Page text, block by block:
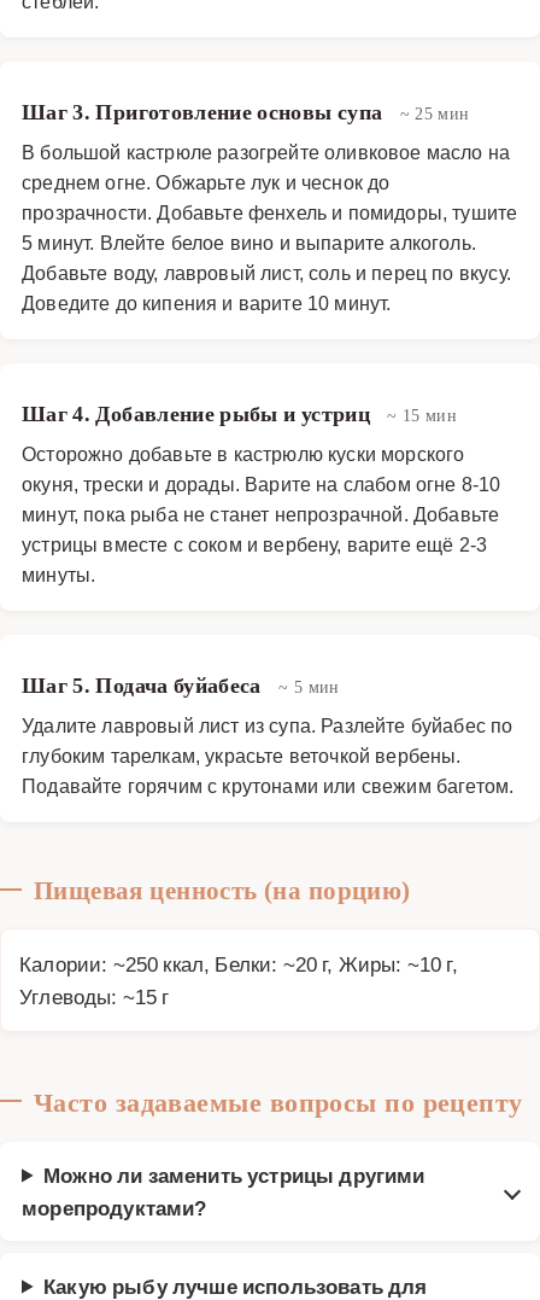
Шаг 3. Приготовление основы супа ~ 25 мин
В большой кастрюле разогрейте оливковое масло на
среднем огне. Обжарьте лук и чеснок до
прозрачности. Добавьте фенхель и помидоры, тушите
5 минут. Влейте белое вино и выпарите алкоголь.
Добавьте воду, лавровый лист, соль и перец по вкусу.
Доведите до кипения и варите 10 минут.
Шаг 4. Добавление рыбы и устриц ~ 15 мин
Осторожно добавьте в кастрюлю куски морского
окуня, трески и дорады. Варите на слабом огне 8-10
минут, пока рыба не станет непрозрачной. Добавьте
устрицы вместе с соком и вербену, варите ещё 2-3
минуты.
Шаг 5. Подача буйабеса ~ 5 мин
Удалите лавровый лист из супа. Разлейте буйабес по
глубоким тарелкам, украсьте веточкой вербены.
Подавайте горячим с крутонами или свежим багетом.
Пищевая ценность (на порцию)
Калории: ~250 ккал, Белки: ~20 г, Жиры: ~10 г,
Углеводы: ~15 г
Часто задаваемые вопросы по рецепту
Можно ли заменить устрицы другими
морепродуктами?
Какую рыбу лучше использовать для